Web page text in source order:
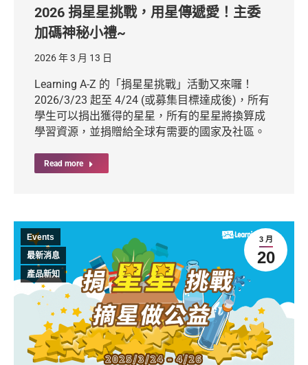
2026 捐星星挑戰，用星傳遞愛！主委
加碼神秘小禮~
2026 年 3 月 13 日
Learning A-Z 的「捐星星挑戰」活動又來囉！
2026/3/23 起至 4/24 (或募集目標達成後)，所有
學生可以捐出獲得的星星，所有的星星將換算成
學習資源，並捐贈給全球有需要的國家及社區。
Read more
3 月
20
Events
最新消息
產品新知